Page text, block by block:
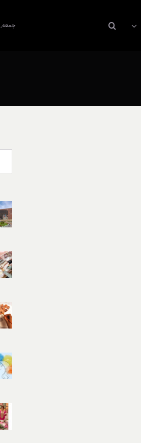
جمعه, 16 مرداد, 1405